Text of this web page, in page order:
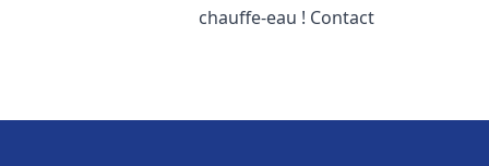
chauffe-eau ! Contact